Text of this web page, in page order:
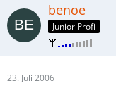
benoe
Junior Profi
23. Juli 2006